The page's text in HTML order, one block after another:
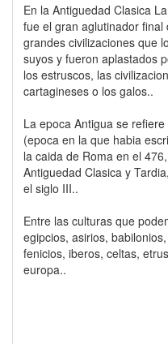
En la Antiguedad Clasica
fue el gran aglutinador
grandes civilizaciones que
suyos y fueron aplastados
los estruscos, las
cartagineses o los galos..
La epoca Antigua se
(epoca en la que habia
la caida de Roma en el
Antiguedad Clasica y
el siglo III..
Entre las culturas que
egipcios, asirios,
fenicios, iberos, celtas,
europa..